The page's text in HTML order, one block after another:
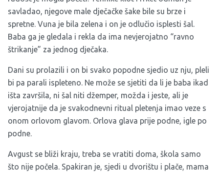
savladao, njegove male dječačke šake bile su brze i
spretne. Vuna je bila zelena i on je odlučio isplesti šal.
Baba ga je gledala i rekla da ima nevjerojatno “ravno
štrikanje” za jednog dječaka.
Dani su prolazili i on bi svako popodne sjedio uz nju, pleli
bi pa parali ispleteno. Ne može se sjetiti da li je baba ikad
išta završila, ni šal niti džemper, možda i jeste, ali je
vjerojatnije da je svakodnevni ritual pletenja imao veze s
onom orlovom glavom. Orlova glava prije podne, igle po
podne.
Avgust se bliži kraju, treba se vratiti doma, škola samo
što nije počela. Spakiran je, sjedi u dvorištu i plače, mama